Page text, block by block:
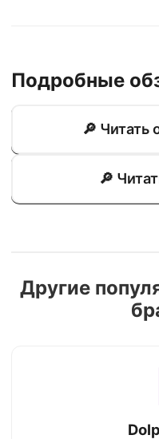
Подробные
🔎 Читать
🔎
Другие